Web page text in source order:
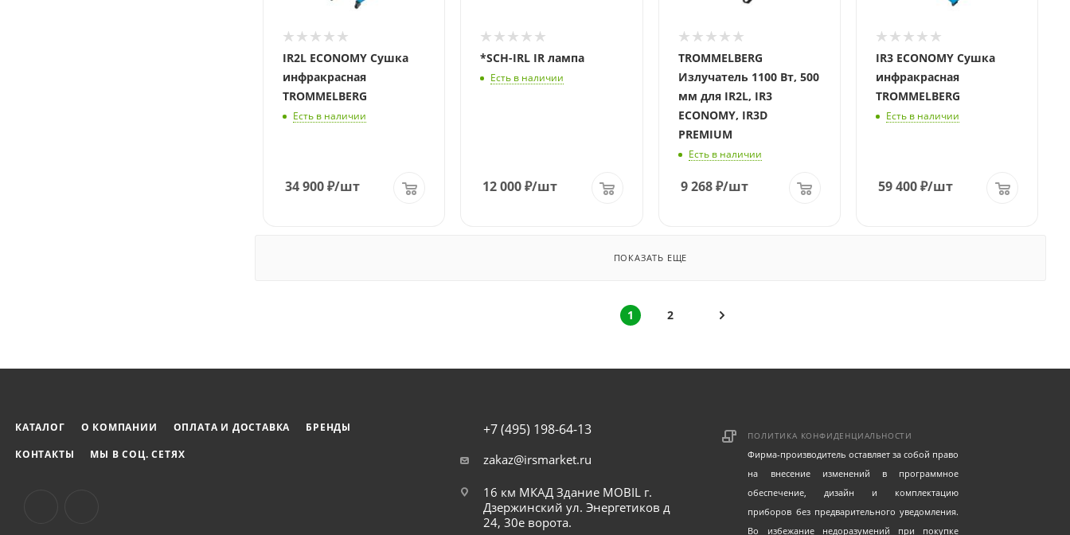
IR2L ECONOMY Сушка
инфракрасная
TROMMELBERG
Есть в наличии
34 900₽/шт
*SCH-IRL IR лампа
Есть в наличии
12 000₽/шт
TROMMELBERG
Излучатель 1100 Вт, 500
мм для IR2L, IR3
ECONOMY, IR3D
PREMIUM
Есть в наличии
9 268₽/шт
IR3 ECONOMY Сушка
инфракрасная
TROMMELBERG
Есть в наличии
59 400₽/шт
ПОКАЗАТЬ ЕЩЕ
1 2
КАТАЛОГ О КОМПАНИИ ОПЛАТА И ДОСТАВКА
БРЕНДЫ
КОНТАКТЫ
МЫ В СОЦ. СЕТЯХ
+7 (495) 198-64-13
zakaz@irsmarket.ru
16 км МКАД Здание MOBIL г.
Дзержинский ул. Энергетиков д
24, 30е ворота.
ПОЛИТИКА КОНФИДЕНЦИАЛЬНОСТИ
Фирма-производитель оставляет за собой право
на внесение изменений в программное
обеспечение, дизайн и комплектацию
приборов без предварительного уведомления.
Во избежание недоразумений при покупке